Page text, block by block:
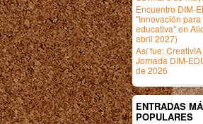
Encuentro DIM-
"Innovación
educativa" en
abril 2027)
Así fue:
Jornada DIM-
de 2026
ENTRADAS
POPULARES